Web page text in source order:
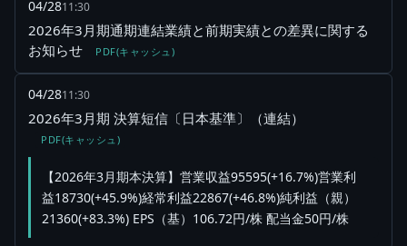
04/2811:30
2026年3月期通期連結業績と前期実績との差異に関する
お知らせ
PDF(キャッシュ)
04/2811:30
2026年3月期 決算短信〔日本基準〕（連結）
PDF(キャッシュ)
【2026年3月期本決算】営業収益95595(+16.7%)営業利
益18730(+45.9%)経常利益22867(+46.8%)純利益（親）
21360(+83.3%) EPS（基）106.72円/株 配当金50円/株